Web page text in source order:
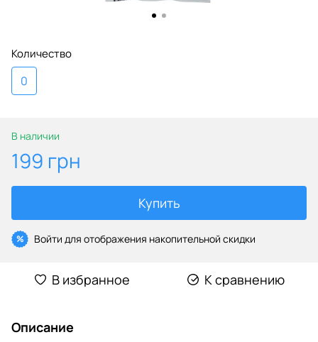
Количество
0
В наличии
199 грн
Купить
% Войти для отображения накопительной скидки
В избранное К сравнению
Описание